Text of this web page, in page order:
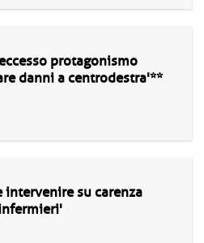
protagonismo
danni a centrodestra'**
intervenire su carenza